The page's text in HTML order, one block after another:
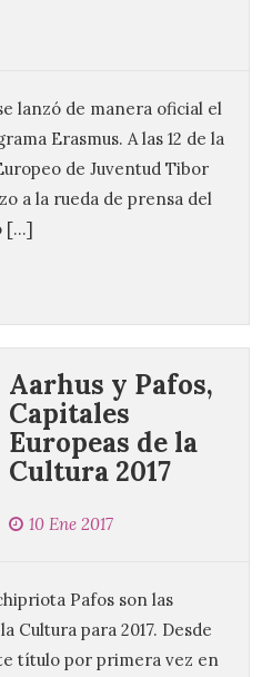
lanzó de manera oficial el
Erasmus. A las 12 de la
de Juventud Tibor
a la rueda de prensa del
[…]
Aarhus y Pafos,
Capitales
Europeas de la
Cultura 2017
10 Ene 2017
Pafos son las
Cultura para 2017. Desde
título por primera vez en